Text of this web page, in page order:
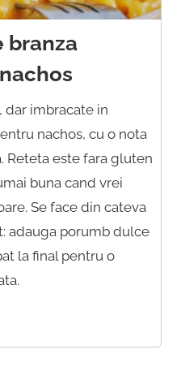
branza
dar imbracate in
nachos, cu o nota
Reteta este fara gluten
buna cand vrei
Se face din cateva
adauga porumb dulce
la final pentru o